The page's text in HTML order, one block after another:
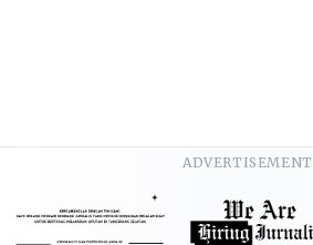
ADVERTISEMENT